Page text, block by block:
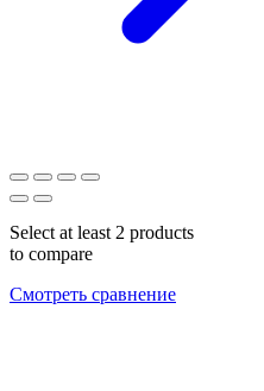
Select at least 2 products
to compare
Смотреть сравнение